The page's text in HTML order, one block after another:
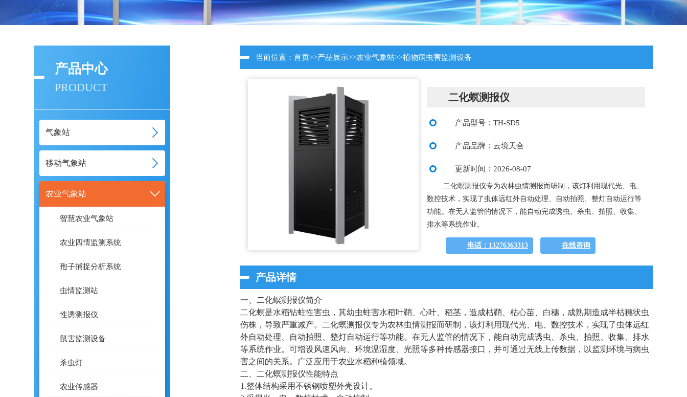
产品中心
PRODUCT
气象站
移动气象站
农业气象站
智慧农业气象站
农业四情监测系统
孢子捕捉分析系统
虫情监测站
性诱测报仪
鼠害监测设备
杀虫灯
农业传感器
当前位置：首页>>产品展示>>农业气象站>>植物病虫害监测设备
二化螟测报仪
产品型号：TH-SD5
产品品牌：云境天合
更新时间：2026-08-07
二化螟测报仪专为农林虫情测报而研制，该灯利用现代光、电、
数控技术，实现了虫体远红外自动处理、自动拍照、整灯自动运行等
功能。在无人监管的情况下，能自动完成诱虫、杀虫、拍照、收集、
排水等系统作业。
电话：13276363313 在线咨询
产品详情
一、二化螟测报仪简介
二化螟是水稻钻蛀性害虫，其幼虫蛀害水稻叶鞘、心叶、稻茎，造成枯鞘、枯心苗、白穗，成熟期造成半枯穗状虫
伤株，导致严重减产。二化螟测报仪专为农林虫情测报而研制，该灯利用现代光、电、数控技术，实现了虫体远红
外自动处理、自动拍照、整灯自动运行等功能。在无人监管的情况下，能自动完成诱虫、杀虫、拍照、收集、排水
等系统作业。可增设风速风向、环境温湿度、光照等多种传感器接口，并可通过无线上传数据，以监测环境与病虫
害之间的关系。广泛应用于农业水稻种植领域。
二、二化螟测报仪性能特点
1.整体结构采用不锈钢喷塑外壳设计。